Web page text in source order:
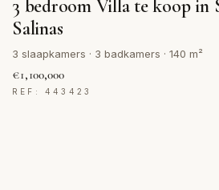
3 bedroom Villa te koop in
Salinas
3 slaapkamers · 3 badkamers · 140 m²
€1,100,000
REF: 443423